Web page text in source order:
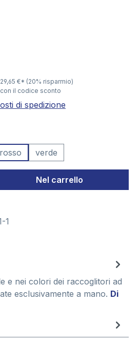
29,65 €* (20% risparmio)
con il codice sconto
di spedizione
rosso verde
inserisci la
Nel carrello
1
e nei colori dei raccoglitori ad
esclusivamente a mano. Di